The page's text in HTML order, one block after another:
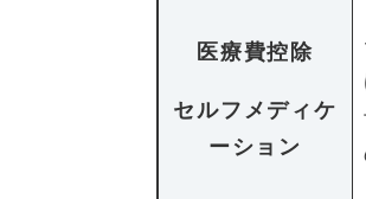
医療費控除
セルフメディケ
ーション